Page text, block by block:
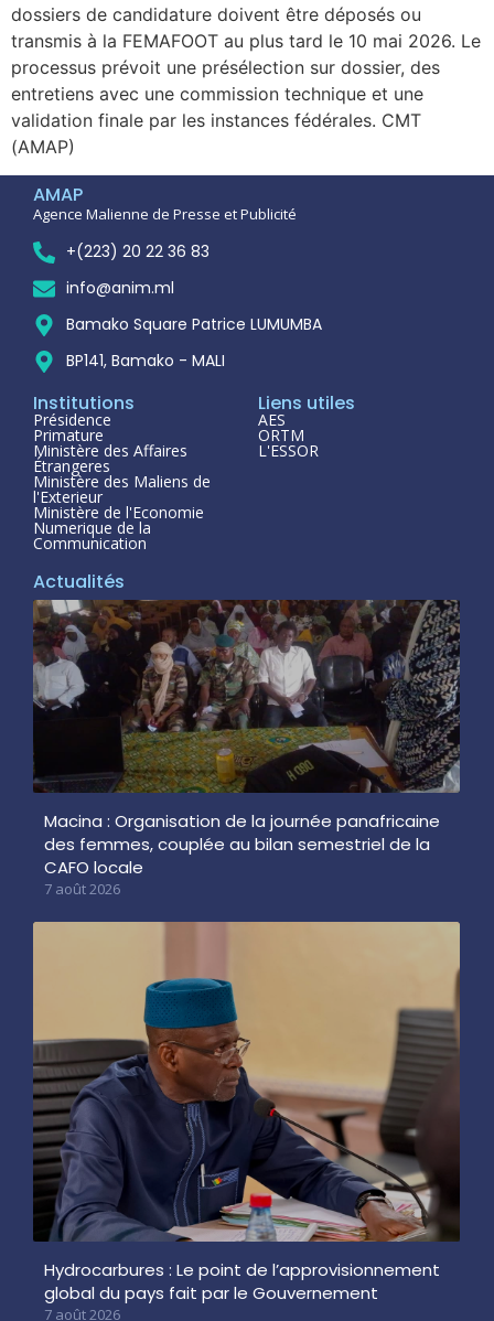
dossiers de candidature doivent être déposés ou
transmis à la FEMAFOOT au plus tard le 10 mai 2026. Le
processus prévoit une présélection sur dossier, des
entretiens avec une commission technique et une
validation finale par les instances fédérales. CMT
(AMAP)
AMAP
Agence Malienne de Presse et Publicité
+(223) 20 22 36 83
info@anim.ml
Bamako Square Patrice LUMUMBA
BP141, Bamako - MALI
Institutions
Présidence
Primature
Ministère des Affaires
Étrangeres
Ministère des Maliens de
l'Exterieur
Ministère de l'Economie
Numerique de la
Communication
Liens utiles
AES
ORTM
L'ESSOR
Actualités
Macina : Organisation de la journée panafricaine
des femmes, couplée au bilan semestriel de la
CAFO locale
7 août 2026
Hydrocarbures : Le point de l’approvisionnement
global du pays fait par le Gouvernement
7 août 2026